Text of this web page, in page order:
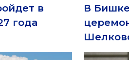
в
года
В